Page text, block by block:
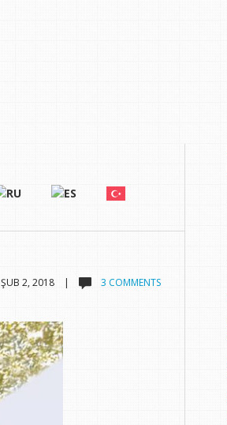
ŞUB 2, 2018 | 3 COMMENTS